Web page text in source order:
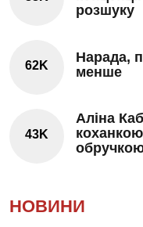
розшуку
62K
Нарада,
менше
43K
Аліна
НОВИНИ